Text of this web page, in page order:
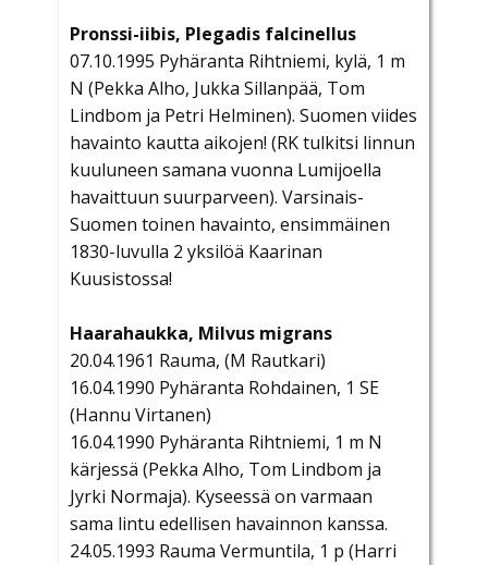
Pronssi-iibis, Plegadis falcinellus
07.10.1995 Pyhäranta Rihtniemi, kylä, 1 m
N (Pekka Alho, Jukka Sillanpää, Tom
Lindbom ja Petri Helminen). Suomen viides
havainto kautta aikojen! (RK tulkitsi linnun
kuuluneen samana vuonna Lumijoella
havaittuun suurparveen). Varsinais-
Suomen toinen havainto, ensimmäinen
1830-luvulla 2 yksilöä Kaarinan
Kuusistossa!
Haarahaukka, Milvus migrans
20.04.1961 Rauma, (M Rautkari)
16.04.1990 Pyhäranta Rohdainen, 1 SE
(Hannu Virtanen)
16.04.1990 Pyhäranta Rihtniemi, 1 m N
kärjessä (Pekka Alho, Tom Lindbom ja
Jyrki Normaja). Kyseessä on varmaan
sama lintu edellisen havainnon kanssa.
24.05.1993 Rauma Vermuntila, 1 p (Harri